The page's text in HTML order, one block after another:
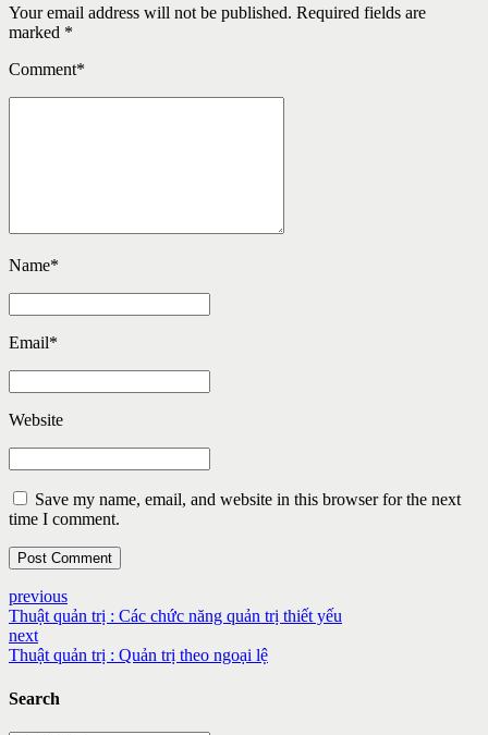
Your email address will not be published. Required fields are
marked *
Comment*
Name*
Email*
Website
Save my name, email, and website in this browser for the next
time I comment.
Post Comment
previous
Thuật quản trị : Các chức năng quản trị thiết yếu
next
Thuật quản trị : Quản trị theo ngoại lệ
Search